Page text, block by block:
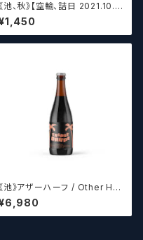
池、秋》【空輸、詰日 2021.10.2
】ディフィニティブ エルスウェア
Definitive Elsewhere
池》アザーハーフ / Other Hal
Triple Drupe【ク
フトビールシザーズ】